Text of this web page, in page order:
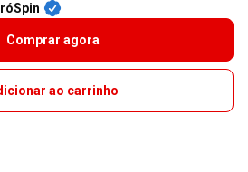
Comprar agora
ao carrinho